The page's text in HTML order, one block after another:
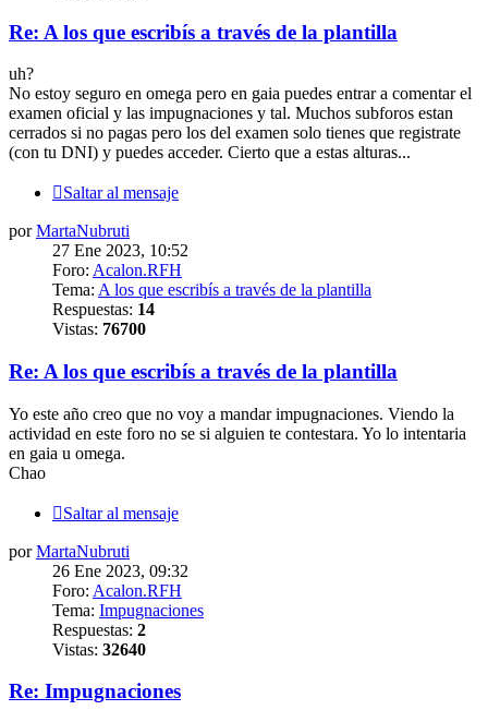
Re: A los que escribís a través de la plantilla
uh?
No estoy seguro en omega pero en gaia puedes entrar a comentar el
examen oficial y las impugnaciones y tal. Muchos subforos estan
cerrados si no pagas pero los del examen solo tienes que registrate
(con tu DNI) y puedes acceder. Cierto que a estas alturas...
Saltar al mensaje
porMartaNubruti
27 Ene 2023, 10:52
Foro: Acalon.RFH
Tema: A los que escribís a través de la plantilla
Respuestas: 14
Vistas: 76700
Re: A los que escribís a través de la plantilla
Yo este año creo que no voy a mandar impugnaciones. Viendo la
actividad en este foro no se si alguien te contestara. Yo lo intentaria
en gaia u omega.
Chao
Saltar al mensaje
porMartaNubruti
26 Ene 2023, 09:32
Foro: Acalon.RFH
Tema: Impugnaciones
Respuestas: 2
Vistas: 32640
Re: Impugnaciones